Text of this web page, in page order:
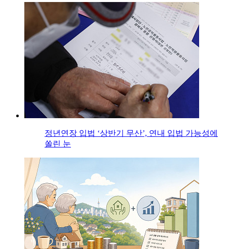
정년연장 입법 ‘상반기 무산’, 연내 입법 가능성에
쏠린 눈